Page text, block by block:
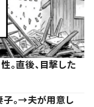
直後、目撃した
子。→夫が用意し